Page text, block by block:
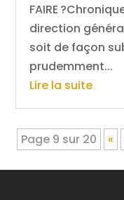
FAIRE
direction
soit de façon
prudemment...
Lire la suite
Page 9 sur 20 «